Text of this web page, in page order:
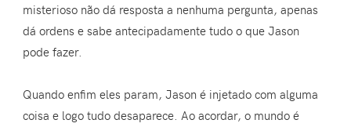
misterioso não dá resposta a nenhuma pergunta, apenas
dá ordens e sabe antecipadamente tudo o que Jason
pode fazer.
Quando enfim eles param, Jason é injetado com alguma
coisa e logo tudo desaparece. Ao acordar, o mundo é